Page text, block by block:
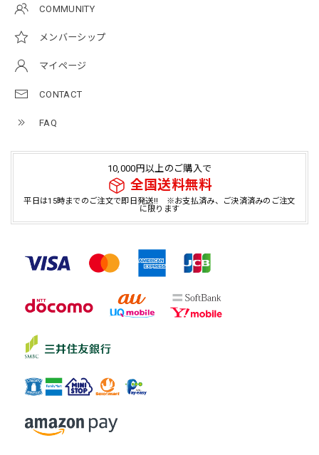
COMMUNITY
メンバーシップ
マイページ
CONTACT
FAQ
10,000円以上のご購入で
全国送料無料
平日は15時までのご注文で即日発送!! ※お支払済み、ご決済済みのご注文
に限ります